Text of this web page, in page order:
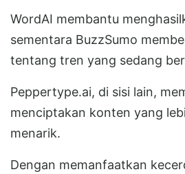
WordAI membantu
sementara BuzzSumo
tentang tren yang sedang
Peppertype.ai, di sisi lain,
menciptakan konten yang
menarik.
Dengan memanfaatkan